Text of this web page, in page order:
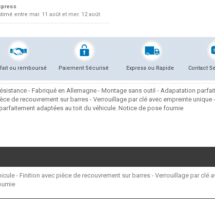
entre mar. 11 août et mer. 12 août
ou remboursé Paiement Sécurisé Express ou Rapide Contact
- Fabriqué en Allemagne - Montage sans outil - Adapatation
de recouvrement sur barres - Verrouillage par clé avec empreinte unique
adaptées au toit du véhicule. Notice de pose fournie
- Finition avec pièce de recouvrement sur barres - Verrouillage par clé